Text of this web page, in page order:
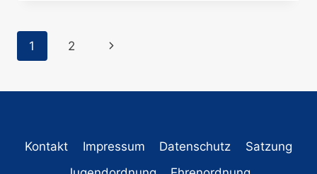
Seitennavigation
1 2
Nächste
Kontakt Impressum Datenschutz
Satzung